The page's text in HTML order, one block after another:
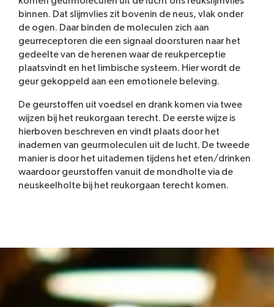
binnen. Dat slijmvlies zit bovenin de neus, vlak onder
de ogen. Daar binden de moleculen zich aan
geurreceptoren die een signaal doorsturen naar het
gedeelte van de herenen waar de reukperceptie
plaatsvindt en het limbische systeem. Hier wordt de
geur gekoppeld aan een emotionele beleving.
De geurstoffen uit voedsel en drank komen via twee
wijzen bij het reukorgaan terecht. De eerste wijze is
hierboven beschreven en vindt plaats door het
inademen van geurmoleculen uit de lucht. De tweede
manier is door het uitademen tijdens het eten/drinken
waardoor geurstoffen vanuit de mondholte via de
neuskeelholte bij het reukorgaan terecht komen.